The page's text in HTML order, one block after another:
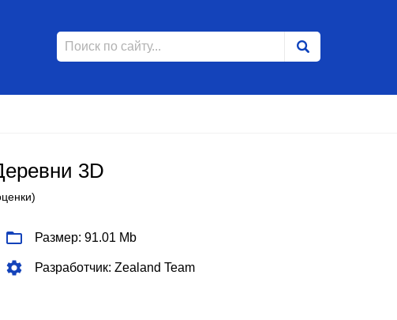
3D
Размер: 91.01 Mb
Разработчик: Zealand Team